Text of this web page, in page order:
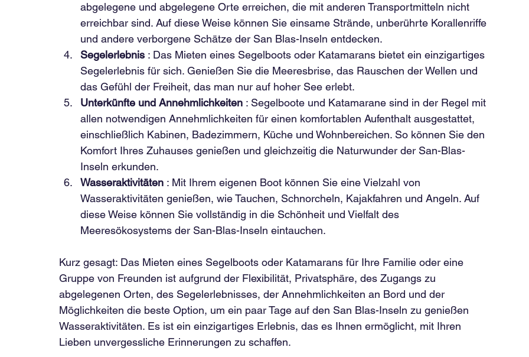
abgelegene und abgelegene Orte erreichen, die mit anderen Transportmitteln nicht
erreichbar sind. Auf diese Weise können Sie einsame Strände, unberührte Korallenriffe
und andere verborgene Schätze der San Blas-Inseln entdecken.
Segelerlebnis : Das Mieten eines Segelboots oder Katamarans bietet ein einzigartiges
Segelerlebnis für sich. Genießen Sie die Meeresbrise, das Rauschen der Wellen und
das Gefühl der Freiheit, das man nur auf hoher See erlebt.
Unterkünfte und Annehmlichkeiten : Segelboote und Katamarane sind in der Regel mit
allen notwendigen Annehmlichkeiten für einen komfortablen Aufenthalt ausgestattet,
einschließlich Kabinen, Badezimmern, Küche und Wohnbereichen. So können Sie den
Komfort Ihres Zuhauses genießen und gleichzeitig die Naturwunder der San-Blas-
Inseln erkunden.
Wasseraktivitäten : Mit Ihrem eigenen Boot können Sie eine Vielzahl von
Wasseraktivitäten genießen, wie Tauchen, Schnorcheln, Kajakfahren und Angeln. Auf
diese Weise können Sie vollständig in die Schönheit und Vielfalt des
Meeresökosystems der San-Blas-Inseln eintauchen.
Kurz gesagt: Das Mieten eines Segelboots oder Katamarans für Ihre Familie oder eine
Gruppe von Freunden ist aufgrund der Flexibilität, Privatsphäre, des Zugangs zu
abgelegenen Orten, des Segelerlebnisses, der Annehmlichkeiten an Bord und der
Möglichkeiten die beste Option, um ein paar Tage auf den San Blas-Inseln zu genießen
Wasseraktivitäten. Es ist ein einzigartiges Erlebnis, das es Ihnen ermöglicht, mit Ihren
Lieben unvergessliche Erinnerungen zu schaffen.